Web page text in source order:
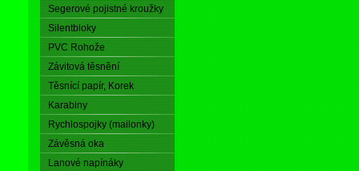
Segerové pojistné kroužky
Silentbloky
PVC Rohože
Závitová těsnění
Těsnící papír, Korek
Karabiny
Rychlospojky (mailonky)
Závěsná oka
Lanové napínáky